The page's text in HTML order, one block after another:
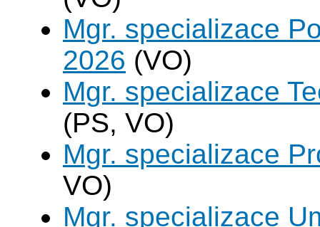
Mgr. specializace
2026 (VO)
Mgr. specializace
(PS, VO)
Mgr. specializace
VO)
Mgr. specializace